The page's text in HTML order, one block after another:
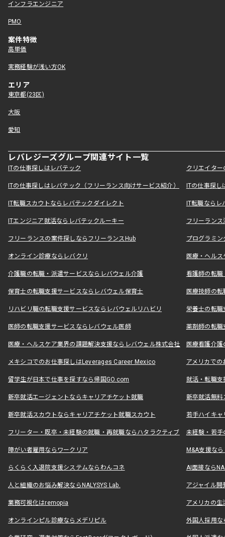
インフラエンジニア
PMO
案件特徴
高単価
実務経験が浅い方OK
エリア
東京都(23区)
大阪
愛知
レバレジーズグループ関連サイト一覧
ITの仕事探しはレバテック クリエイタ
ITの仕事探しはレバテック（フリーランス向けサービス紹介） ITの仕事探
IT転職スカウトならレバテックダイレクト IT転職なら
ITエンジニア就活ならレバテックルーキー フリーラン
フリーランスの案件探しならフリーランスHub プログラミ
オンライン診療ならレバクリ 医療・ヘル
介護職の転職・派遣サービスならレバウェル介護 看護師の転
保育士の転職支援サービスならレバウェル保育士 医療技師の
リハビリ職の転職支援サービスならレバウェルリハビリ 栄養士の転
医師の転職支援サービスならレバウェル医師 薬剤師の転
医療・ヘルスケア業界の課題解決支援ならレバウェル株式会社 医療看護介
メキシコでのお仕事探しはLeverages Career Mexico アメリカで
留学生が日本で仕事を探すなら帰国GO.com 就活・転職
新卒就活エージェントならキャリアチケット就職 新卒就活無料
新卒就活スカウトならキャリアチケット就職スカウト 若手ハイキ
フリーター・既卒・未経験の就職・再就職ならハタラクティブ 未経験・若手
障がい者雇用ならワークリア M&A支援な
らくらく入退院支援システムならわんコネ AI面接なら
人と組織のお悩み解決ならNALYSYS Lab. アジャイル
業務可視化はremopia アメリカの
オンラインピル診療ならメデリピル 外国人採用